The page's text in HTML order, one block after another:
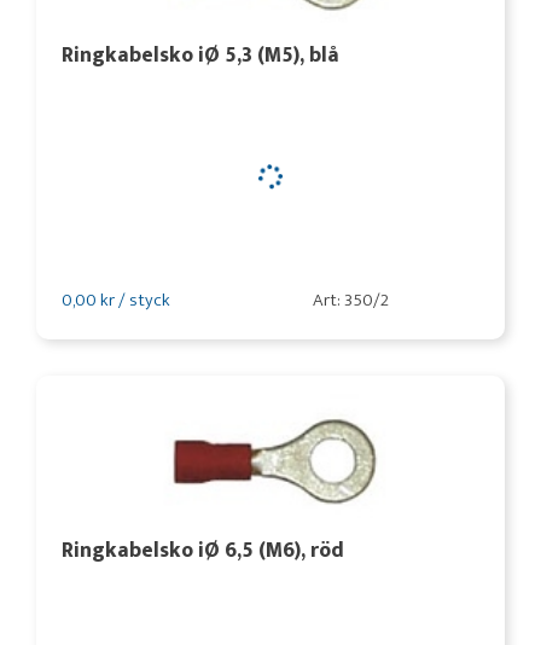
Ringkabelsko iØ 5,3 (M5), blå
0,00 kr / styck Art: 350/2
Ringkabelsko iØ 6,5 (M6), röd